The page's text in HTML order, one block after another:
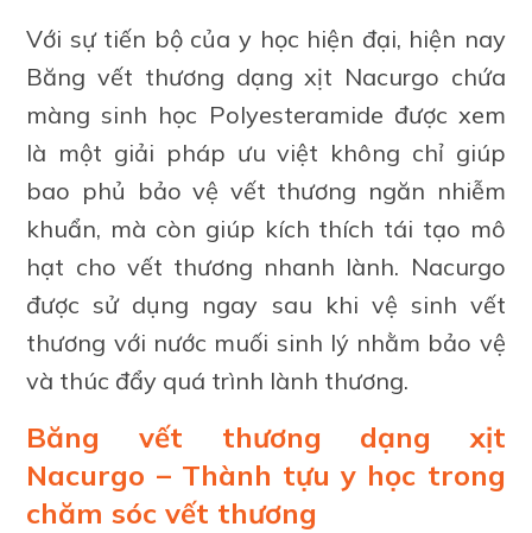
Với sự tiến bộ của y học hiện đại, hiện nay
Băng vết thương dạng xịt Nacurgo chứa
màng sinh học Polyesteramide được xem
là một giải pháp ưu việt không chỉ giúp
bao phủ bảo vệ vết thương ngăn nhiễm
khuẩn, mà còn giúp kích thích tái tạo mô
hạt cho vết thương nhanh lành. Nacurgo
được sử dụng ngay sau khi vệ sinh vết
thương với nước muối sinh lý nhằm bảo vệ
và thúc đẩy quá trình lành thương.
Băng vết thương dạng xịt
Nacurgo – Thành tựu y học trong
chăm sóc vết thương